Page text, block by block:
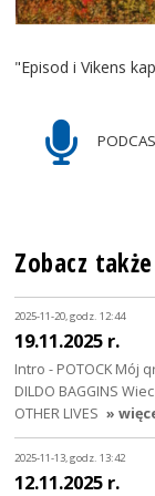
"Episod i Vikens
Zobacz także
2025-11-20, godz. 12:44
19.11.2025 r.
Intro - POTOCK Mój
DILDO BAGGINS
OTHER LIVES »
2025-11-13, godz. 13:42
12.11.2025 r.